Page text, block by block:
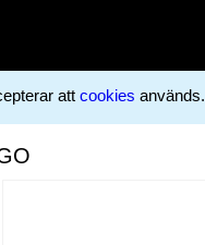
att cookies används.